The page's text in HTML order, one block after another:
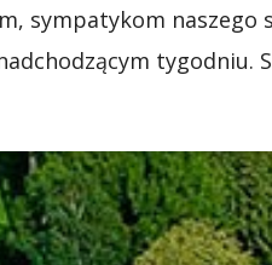
sympatykom
tygodniu.